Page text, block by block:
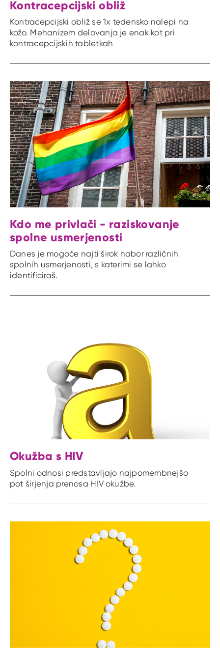
Kontracepcijski obliž
Kontracepcijski obliž se 1x tedensko nalepi na
kožo. Mehanizem delovanja je enak kot pri
kontracepcijskih tabletkah
Kdo me privlači - raziskovanje
spolne usmerjenosti
Danes je mogoče najti širok nabor različnih
spolnih usmerjenosti, s katerimi se lahko
identificiraš.
Okužba s HIV
Spolni odnosi predstavljajo najpomembnejšo
pot širjenja prenosa HIV okužbe.